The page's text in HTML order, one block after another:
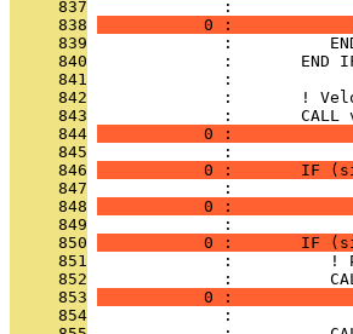
     837
:
     838
0 :
     839
:
     840
:       END
     841
              :
     842
:       !
     843
:       CALL
     844
0 :
     845
              :
     846
0 :       IF
     847
:
     848
0 :
     849
              :
     850
0 :       IF
     851
:          !
     852
:
     853
0 :
     854
              :